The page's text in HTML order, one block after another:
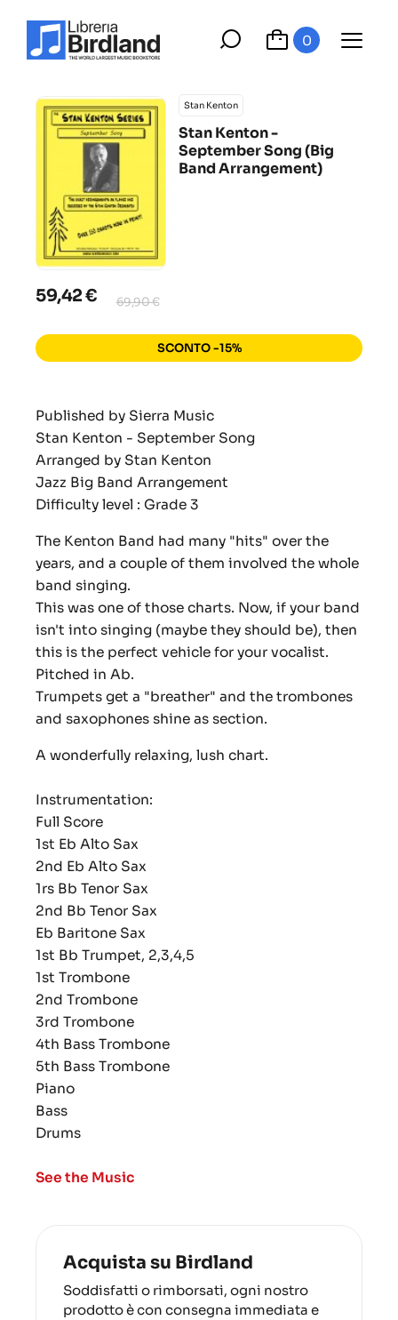
0
Stan Kenton
Stan Kenton -
September Song (Big
Band Arrangement)
59,42 € 69,90 €
SCONTO -15%
Published by Sierra Music
Stan Kenton - September Song
Arranged by Stan Kenton
Jazz Big Band Arrangement
Difficulty level : Grade 3
The Kenton Band had many "hits" over the
years, and a couple of them involved the whole
band singing.
This was one of those charts. Now, if your band
isn't into singing (maybe they should be), then
this is the perfect vehicle for your vocalist.
Pitched in Ab.
Trumpets get a "breather" and the trombones
and saxophones shine as section.
A wonderfully relaxing, lush chart.
Instrumentation:
Full Score
1st Eb Alto Sax
2nd Eb Alto Sax
1rs Bb Tenor Sax
2nd Bb Tenor Sax
Eb Baritone Sax
1st Bb Trumpet, 2,3,4,5
1st Trombone
2nd Trombone
3rd Trombone
4th Bass Trombone
5th Bass Trombone
Piano
Bass
Drums
See the Music
Acquista su Birdland
Soddisfatti o rimborsati, ogni nostro
prodotto è con consegna immediata e